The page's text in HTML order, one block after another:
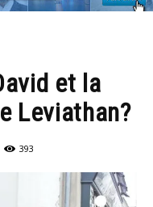
et la
Leviathan?
393